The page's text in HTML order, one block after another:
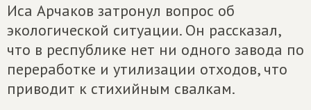
Иса Арчаков затронул вопрос об
экологической ситуации. Он рассказал,
что в республике нет ни одного завода по
переработке и утилизации отходов, что
приводит к стихийным свалкам.